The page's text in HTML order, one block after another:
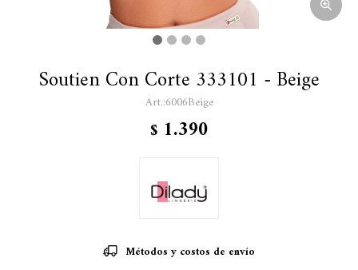
Soutien Con Corte 333101 - Beige
6006Beige
$ 1.390
Métodos y costos de envío